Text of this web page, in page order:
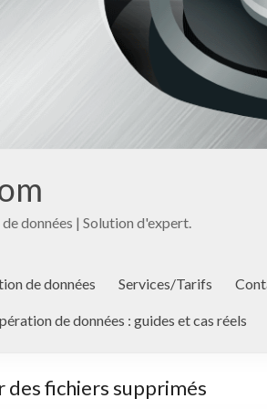
données | Solution d'expert.
de données Services/Tarifs
de données : guides et cas réels
des fichiers supprimés